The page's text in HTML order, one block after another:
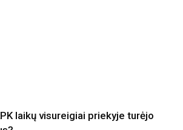
laikų visureigiai priekyje turėjo